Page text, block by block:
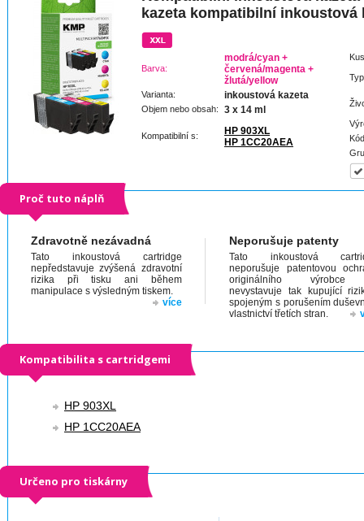
kazeta kompatibilní inkoustová
Barva:
modrá/cyan +
červená/magenta +
žlutá/yellow
Varianta: inkoustová kazeta
Objem nebo obsah: 3 x 14 ml
Kompatibilní s:
HP 903XL
HP 1CC20AEA
Proč tuto náplň
Zdravotně nezávadná
Tato inkoustová cartridge
nepředstavuje zvýšená zdravotní
rizika při tisku ani během
manipulace s výsledným tiskem.
více
Neporušuje patenty
Tato inkoustová
neporušuje patentovou
originálního
nevystavuje tak kupující
spojeným s porušením
vlastnictví třetích stran.
Kompatibilita s cartridgemi
HP 903XL
HP 1CC20AEA
Určeno pro tiskárny